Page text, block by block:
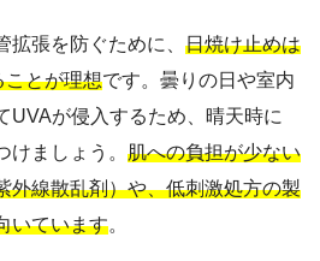
張を防ぐために、 日焼け止めは
ことが理想です。曇りの日や室内
UVAが侵入するため、晴天時に
けましょう。 肌への負担が少ない
外線散乱剤）や、低刺激処方の製
いています。